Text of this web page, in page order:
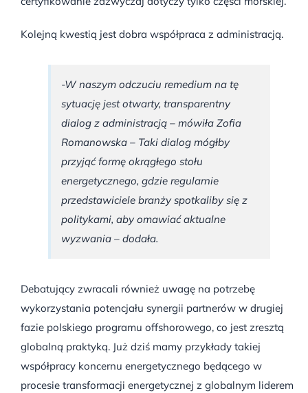
Kolejną kwestią jest dobra współpraca z administracją.
-W naszym odczuciu remedium na tę
sytuację jest otwarty, transparentny
dialog z administracją – mówiła Zofia
Romanowska – Taki dialog mógłby
przyjąć formę okrągłego stołu
energetycznego, gdzie regularnie
przedstawiciele branży spotkaliby się z
politykami, aby omawiać aktualne
wyzwania – dodała.
Debatujący zwracali również uwagę na potrzebę
wykorzystania potencjału synergii partnerów w drugiej
fazie polskiego programu offshorowego, co jest zresztą
globalną praktyką. Już dziś mamy przykłady takiej
współpracy koncernu energetycznego będącego w
procesie transformacji energetycznej z globalnym liderem